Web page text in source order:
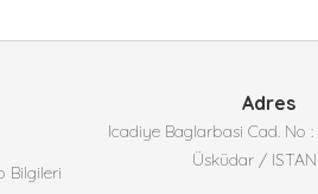
Bilgileri
Adres
Icadiye Baglarbasi Cad. No
Üsküdar /